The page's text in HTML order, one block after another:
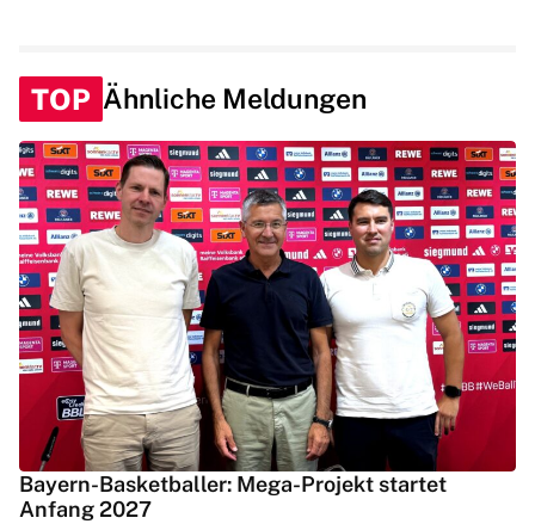
TOP Ähnliche Meldungen
Bayern-Basketballer: Mega-Projekt startet
Anfang 2027